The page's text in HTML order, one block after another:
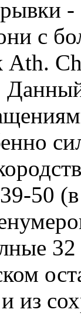
с
Ath.
50
из